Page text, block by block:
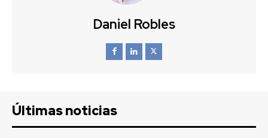
Daniel Robles
Últimas noticias